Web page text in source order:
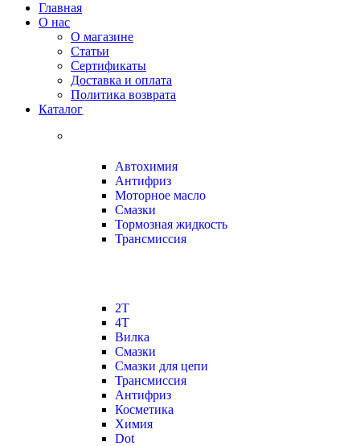
Главная
О нас
О магазине
Статьи
Сертификаты
Доставка и оплата
Политика возврата
Каталог
Автохимия
Антифриз
Моторное масло
Смазки
Тормозная жидкость
Трансмиссия
2Т
4Т
Вилка
Смазки
Смазки для цепи
Трансмиссия
Антифриз
Косметика
Химия
Dot